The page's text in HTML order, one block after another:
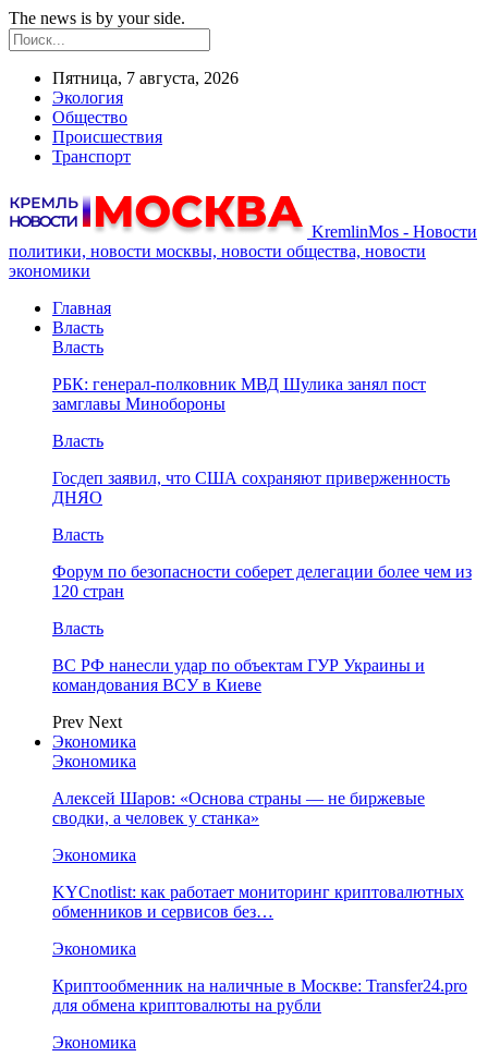
The news is by your side.
Пятница, 7 августа, 2026
Экология
Общество
Происшествия
Транспорт
KremlinMos - Новости
политики, новости москвы, новости общества, новости
экономики
Главная
Власть
Власть
РБК: генерал-полковник МВД Шулика занял пост
замглавы Минобороны
Власть
Госдеп заявил, что США сохраняют приверженность
ДНЯО
Власть
Форум по безопасности соберет делегации более чем из
120 стран
Власть
ВС РФ нанесли удар по объектам ГУР Украины и
командования ВСУ в Киеве
Prev Next
Экономика
Экономика
Алексей Шаров: «Основа страны — не биржевые
сводки, а человек у станка»
Экономика
KYCnotlist: как работает мониторинг криптовалютных
обменников и сервисов без…
Экономика
Криптообменник на наличные в Москве: Transfer24.pro
для обмена криптовалюты на рубли
Экономика